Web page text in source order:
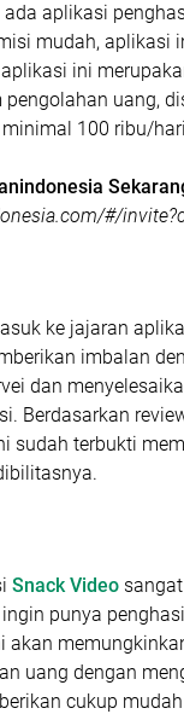
aplikasi
mudah, aplikasi
ini
uang,
100 ribu/
#/
ke jajaran
imbalan
dan
Berdasarkan
sudah terbukti
Snack Video
punya
akan
uang dengan
cukup